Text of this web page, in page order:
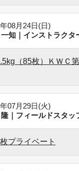
08月24日(日)
知｜インストラクタ
（85枚）ＫＷＣ
07月29日(火)
隆｜フィールドスタッ
プライベート